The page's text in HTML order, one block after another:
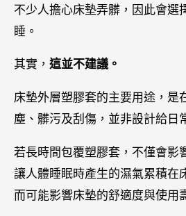
不少人擔心床墊弄髒，因此會選
睡。
其實， 這並不建議。
床墊外層塑膠套的主要用途，是
塵、髒污及刮傷，並非設計給日
若長時間包覆塑膠套，不僅會影
讓人體睡眠時產生的濕氣累積在
而可能影響床墊的舒適度與使用